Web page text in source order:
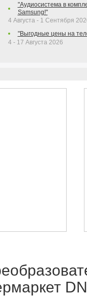
"Аудиосистема в
Samsung!"
4 Августа - 1 Сентября
"Выгодные цены на
4 - 17 Августа 2026